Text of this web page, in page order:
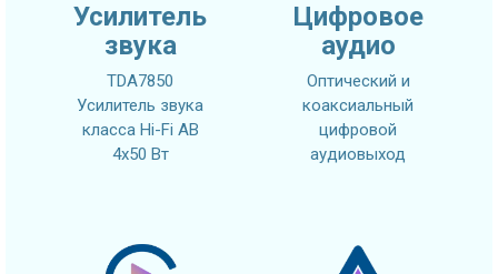
Усилитель
звука
TDA7850
Усилитель звука
класса Hi-Fi AB
4x50 Вт
Цифровое
аудио
Оптический и
коаксиальный
цифровой
аудиовыход